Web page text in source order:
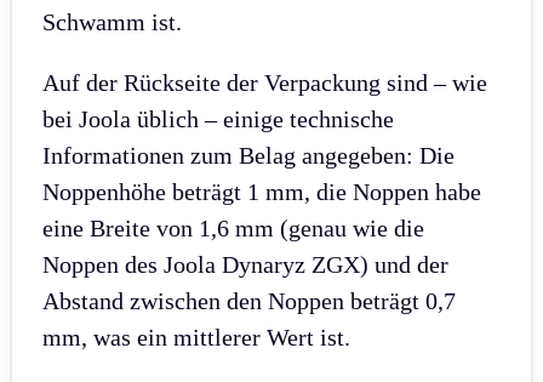
Schwamm ist.
Auf der Rückseite der Verpackung sind – wie
bei Joola üblich – einige technische
Informationen zum Belag angegeben: Die
Noppenhöhe beträgt 1 mm, die Noppen habe
eine Breite von 1,6 mm (genau wie die
Noppen des Joola Dynaryz ZGX) und der
Abstand zwischen den Noppen beträgt 0,7
mm, was ein mittlerer Wert ist.